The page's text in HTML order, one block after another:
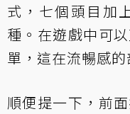
式，七個頭目加
種。在遊戲中可
單，這在流暢感
順便提一下，前